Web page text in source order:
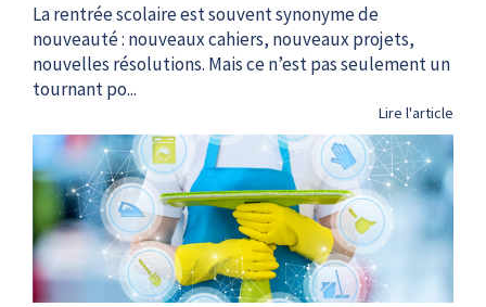
La rentrée scolaire est souvent synonyme de
nouveauté : nouveaux cahiers, nouveaux projets,
nouvelles résolutions. Mais ce n’est pas seulement un
tournant po...
Lire l'article